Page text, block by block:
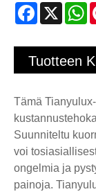
Facebook
X
Tuotteen
Tämä
Suunniteltu
voi
ongelmia ja
painoja.